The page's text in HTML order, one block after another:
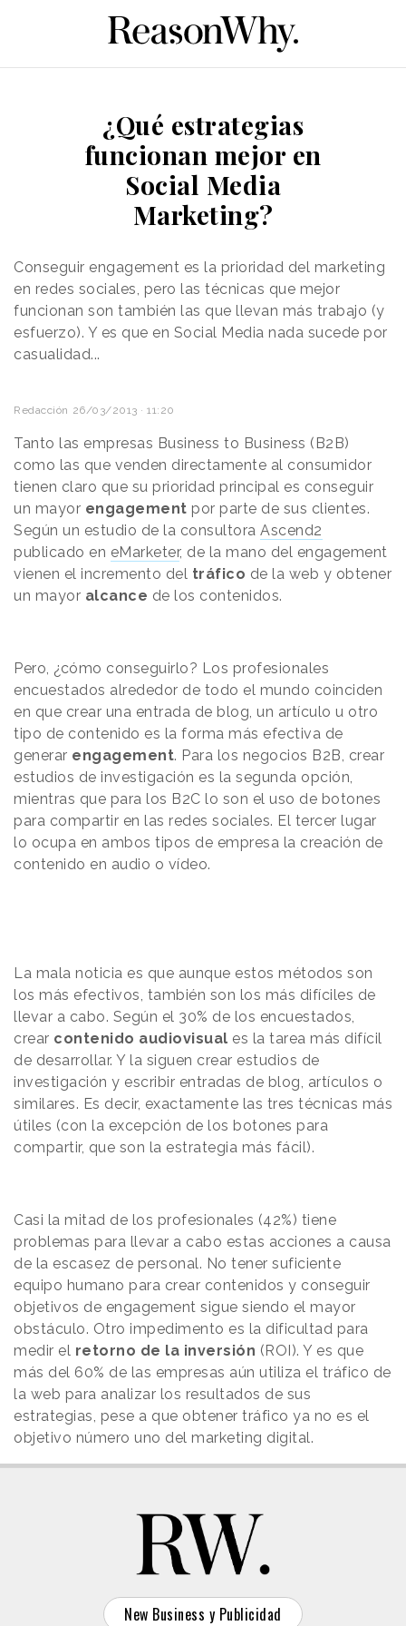
¿Qué estrategias
funcionan mejor en
Social Media
Marketing?
Conseguir engagement es la prioridad del marketing
en redes sociales, pero las técnicas que mejor
funcionan son también las que llevan más trabajo (y
esfuerzo). Y es que en Social Media nada sucede por
casualidad...
Redacción 26/03/2013 · 11:20
Tanto las empresas Business to Business (B2B)
como las que venden directamente al consumidor
tienen claro que su prioridad principal es conseguir
un mayor engagement por parte de sus clientes.
Según un estudio de la consultora Ascend2
publicado en eMarketer, de la mano del engagement
vienen el incremento del tráfico de la web y obtener
un mayor alcance de los contenidos.
Pero, ¿cómo conseguirlo? Los profesionales
encuestados alrededor de todo el mundo coinciden
en que crear una entrada de blog, un artículo u otro
tipo de contenido es la forma más efectiva de
generar engagement. Para los negocios B2B, crear
estudios de investigación es la segunda opción,
mientras que para los B2C lo son el uso de botones
para compartir en las redes sociales. El tercer lugar
lo ocupa en ambos tipos de empresa la creación de
contenido en audio o vídeo.
La mala noticia es que aunque estos métodos son
los más efectivos, también son los más difíciles de
llevar a cabo. Según el 30% de los encuestados,
crear contenido audiovisual es la tarea más difícil
de desarrollar. Y la siguen crear estudios de
investigación y escribir entradas de blog, artículos o
similares. Es decir, exactamente las tres técnicas más
útiles (con la excepción de los botones para
compartir, que son la estrategia más fácil).
Casi la mitad de los profesionales (42%) tiene
problemas para llevar a cabo estas acciones a causa
de la escasez de personal. No tener suficiente
equipo humano para crear contenidos y conseguir
objetivos de engagement sigue siendo el mayor
obstáculo. Otro impedimento es la dificultad para
medir el retorno de la inversión (ROI). Y es que
más del 60% de las empresas aún utiliza el tráfico de
la web para analizar los resultados de sus
estrategias, pese a que obtener tráfico ya no es el
objetivo número uno del marketing digital.
New Business y Publicidad